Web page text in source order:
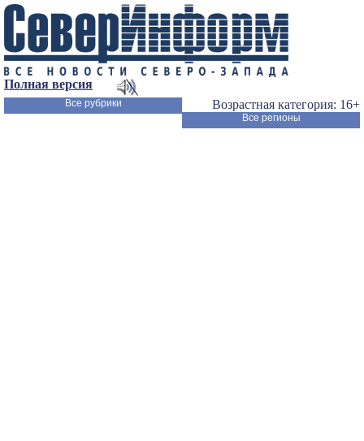
Полная версия
Возрастная категория: 16+
Все рубрики
Все регионы